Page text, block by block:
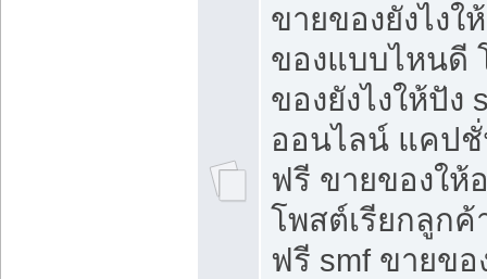
ขายของยังไง
ของแบบไหนดี
ของยังไงให้ปั
ออนไลน์ แคป
ฟรี ขายของให้
โพสต์เรียกลูกค้
ฟรี smf ขายขอ